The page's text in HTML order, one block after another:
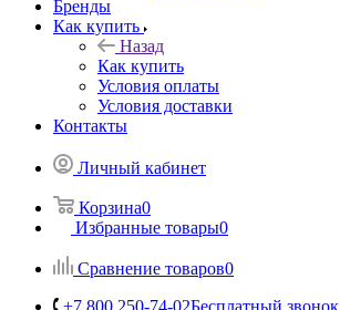
Бренды
Как купить
Назад
Как купить
Условия оплаты
Условия доставки
Контакты
Личный кабинет
Корзина0
Избранные товары0
Сравнение товаров0
+7 800 250-74-02Бесплатный звонок